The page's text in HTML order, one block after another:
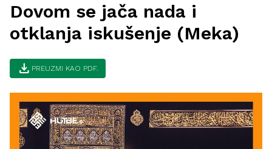
Dovom se jača nada i
otklanja iskušenje (Meka)
download PREUZMI KAO PDF.